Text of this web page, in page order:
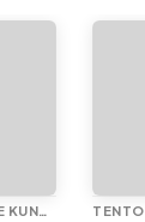
TENTOONSTELLING/PLASTISCHE KUNST